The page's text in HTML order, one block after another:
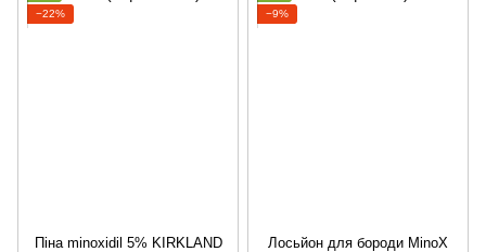
−22%
Піна minoxidil 5% KIRKLAND
−9%
Лосьйон для бороди MinoX